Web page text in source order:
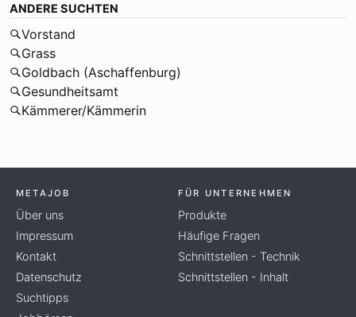
ANDERE SUCHTEN
Vorstand
Grass
Goldbach (Aschaffenburg)
Gesundheitsamt
Kämmerer/Kämmerin
METAJOB
Über uns
Impressum
Kontakt
Datenschutz
Suchtipps
FÜR UNTERNEHMEN
Produkte
Häufige Fragen
Schnittstellen - Technik
Schnittstellen - Inhalt